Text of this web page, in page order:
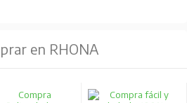
en RHONA